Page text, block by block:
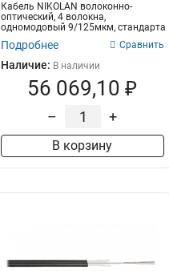
Кабель NIKOLAN волоконно-
оптический, 4 волокна,
одномодовый 9/125мкм, стандарта
G.652.D & G...
Подробнее Сравнить
Наличие: В наличии
56 069,10 ₽
– +
В корзину